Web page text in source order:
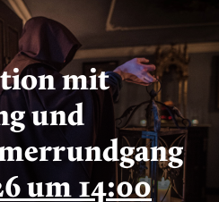
mit
und
um 14:00